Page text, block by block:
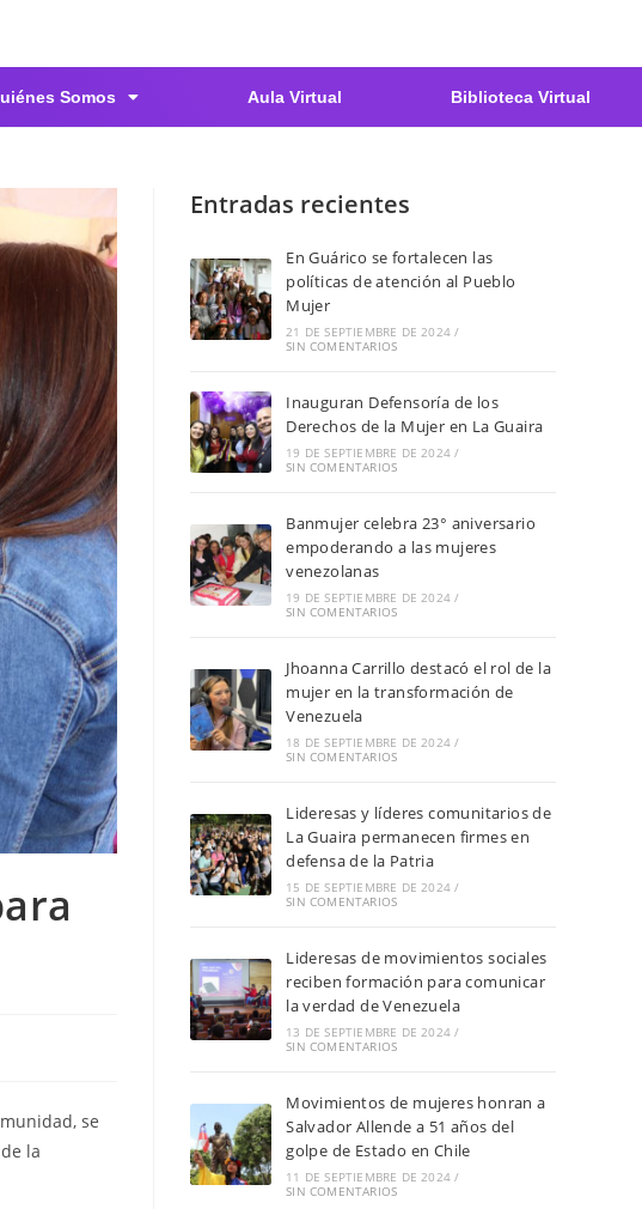
Somos Aula Virtual Biblioteca Virtual
se
la
Entradas recientes
En Guárico se fortalecen las
políticas de atención al Pueblo
Mujer
21 DE SEPTIEMBRE DE 2024 /
SIN COMENTARIOS
Inauguran Defensoría de los
Derechos de la Mujer en La Guaira
19 DE SEPTIEMBRE DE 2024 /
SIN COMENTARIOS
Banmujer celebra 23° aniversario
empoderando a las mujeres
venezolanas
19 DE SEPTIEMBRE DE 2024 /
SIN COMENTARIOS
Jhoanna Carrillo destacó el rol de la
mujer en la transformación de
Venezuela
18 DE SEPTIEMBRE DE 2024 /
SIN COMENTARIOS
Lideresas y líderes comunitarios de
La Guaira permanecen firmes en
defensa de la Patria
15 DE SEPTIEMBRE DE 2024 /
SIN COMENTARIOS
Lideresas de movimientos sociales
reciben formación para comunicar
la verdad de Venezuela
13 DE SEPTIEMBRE DE 2024 /
SIN COMENTARIOS
Movimientos de mujeres honran a
Salvador Allende a 51 años del
golpe de Estado en Chile
11 DE SEPTIEMBRE DE 2024 /
SIN COMENTARIOS